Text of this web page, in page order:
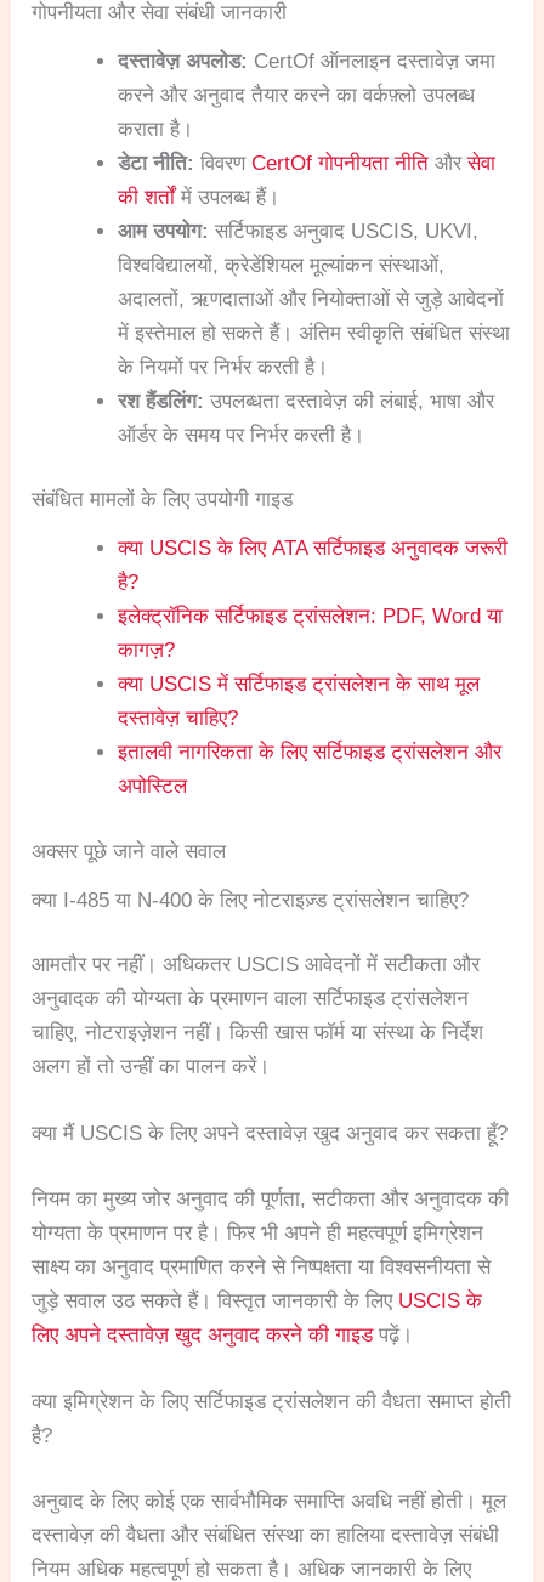
गोपनीयता और सेवा संबंधी जानकारी
दस्तावेज़ अपलोड: CertOf ऑनलाइन दस्तावेज़ जमा
करने और अनुवाद तैयार करने का वर्कफ़्लो उपलब्ध
कराता है।
डेटा नीति: विवरणCertOf गोपनीयता नीति औरसेवा
की शर्तोंमें उपलब्ध हैं।
आम उपयोग: सर्टिफाइड अनुवाद USCIS, UKVI,
विश्वविद्यालयों, क्रेडेंशियल मूल्यांकन संस्थाओं,
अदालतों, ऋणदाताओं और नियोक्ताओं से जुड़े आवेदनों
में इस्तेमाल हो सकते हैं। अंतिम स्वीकृति संबंधित संस्था
के नियमों पर निर्भर करती है।
रश हैंडलिंग: उपलब्धता दस्तावेज़ की लंबाई, भाषा और
ऑर्डर के समय पर निर्भर करती है।
संबंधित मामलों के लिए उपयोगी गाइड
क्या USCIS के लिए ATA सर्टिफाइड अनुवादक जरूरी
है?
इलेक्ट्रॉनिक सर्टिफाइड ट्रांसलेशन: PDF, Word या
कागज़?
क्या USCIS में सर्टिफाइड ट्रांसलेशन के साथ मूल
दस्तावेज़ चाहिए?
इतालवी नागरिकता के लिए सर्टिफाइड ट्रांसलेशन और
अपोस्टिल
अक्सर पूछे जाने वाले सवाल
क्या I-485 या N-400 के लिए नोटराइज़्ड ट्रांसलेशन चाहिए?
आमतौर पर नहीं। अधिकतर USCIS आवेदनों में सटीकता और
अनुवादक की योग्यता के प्रमाणन वाला सर्टिफाइड ट्रांसलेशन
चाहिए, नोटराइज़ेशन नहीं। किसी खास फॉर्म या संस्था के निर्देश
अलग हों तो उन्हीं का पालन करें।
क्या मैं USCIS के लिए अपने दस्तावेज़ खुद अनुवाद कर सकता हूँ?
नियम का मुख्य जोर अनुवाद की पूर्णता, सटीकता और अनुवादक की
योग्यता के प्रमाणन पर है। फिर भी अपने ही महत्वपूर्ण इमिग्रेशन
साक्ष्य का अनुवाद प्रमाणित करने से निष्पक्षता या विश्वसनीयता से
जुड़े सवाल उठ सकते हैं। विस्तृत जानकारी के लिए USCIS के
लिए अपने दस्तावेज़ खुद अनुवाद करने की गाइडपढ़ें।
क्या इमिग्रेशन के लिए सर्टिफाइड ट्रांसलेशन की वैधता समाप्त होती
है?
अनुवाद के लिए कोई एक सार्वभौमिक समाप्ति अवधि नहीं होती। मूल
दस्तावेज़ की वैधता और संबंधित संस्था का हालिया दस्तावेज़ संबंधी
नियम अधिक महत्वपूर्ण हो सकता है। अधिक जानकारी के लिए